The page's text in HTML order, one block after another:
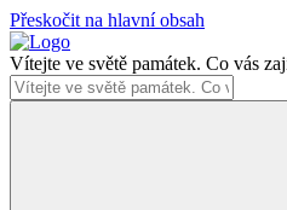
Přeskočit na hlavní obsah
Vítejte ve světě památek. Co vás